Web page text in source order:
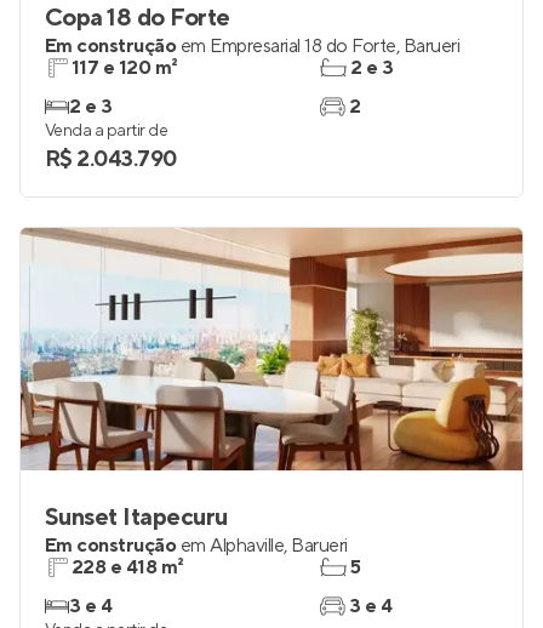
Copa 18 do Forte
Em construção em Empresarial 18 do Forte, Barueri
117 e 120 m²
2 e 3
2 e 3
2
Venda a partir de
R$ 2.043.790
Sunset Itapecuru
Em construção em Alphaville, Barueri
228 e 418 m²
3 e 4
5
3 e 4